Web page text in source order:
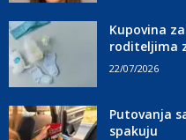
Kupovina
roditeljima
22/07/2026
Putovanja
spakuju